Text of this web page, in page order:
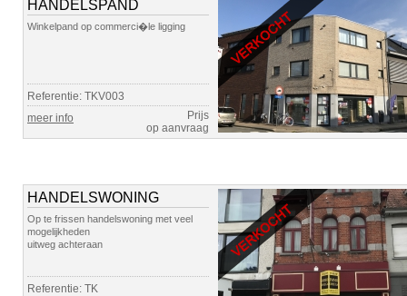
HANDELSPAND
Winkelpand op commerci�le ligging
Referentie: TKV003
Prijs
op aanvraag
meer info
HANDELSWONING
Op te frissen handelswoning met veel
mogelijkheden
uitweg achteraan
Referentie: TK